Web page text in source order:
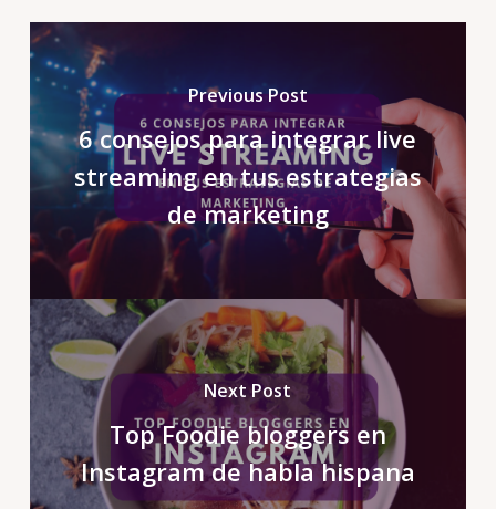
Previous Post
6 consejos para integrar live
streaming en tus estrategias
de marketing
Next Post
Top Foodie bloggers en
Instagram de habla hispana